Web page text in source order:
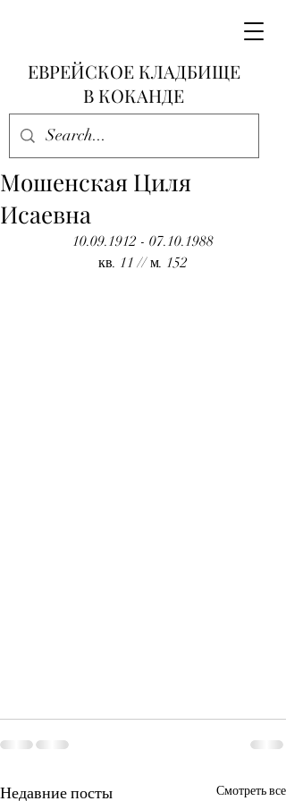
ЕВРЕЙСКОЕ КЛАДБИЩЕ
В КОКАНДЕ
Мошенская Циля
Исаевна
10.09.1912 - 07.10.1988
кв. 11 // м. 152
Недавние посты Смотреть все